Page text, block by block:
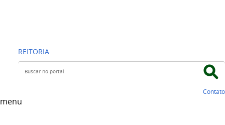
REITORIA
Buscar no portal
Contato
menu